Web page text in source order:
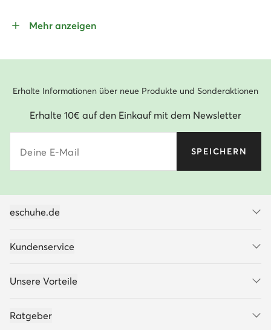
Mehr anzeigen
Erhalte Informationen über neue Produkte und Sonderaktionen
Erhalte 10€ auf den Einkauf mit dem Newsletter
Deine E-Mail SPEICHERN
eschuhe.de
Kundenservice
Unsere Vorteile
Ratgeber